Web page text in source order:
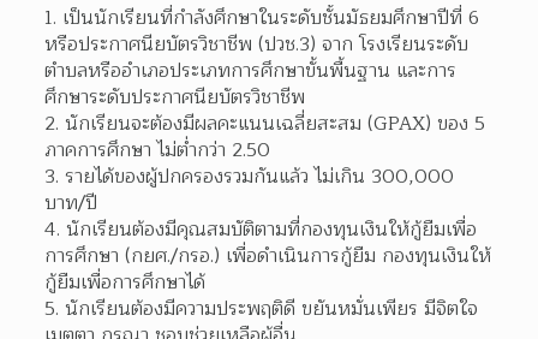
1. เป็นนักเรียนที่กำลังศึกษาในระดับชั้นมัธยมศึกษาปีที่ 6
หรือประกาศนียบัตรวิชาชีพ (ปวช.3) จาก โรงเรียนระดับ
ตำบลหรืออำเภอประเภทการศึกษาขั้นพื้นฐาน และการ
ศึกษาระดับประกาศนียบัตรวิชาชีพ
2. นักเรียนจะต้องมีผลคะแนนเฉลี่ยสะสม (GPAX) ของ 5
ภาคการศึกษา ไม่ต่ำกว่า 2.50
3. รายได้ของผู้ปกครองรวมกันแล้ว ไม่เกิน 300,000
บาท/ปี
4. นักเรียนต้องมีคุณสมบัติตามที่กองทุนเงินให้กู้ยืมเพื่อ
การศึกษา (กยศ./กรอ.) เพื่อดำเนินการกู้ยืม กองทุนเงินให้
กู้ยืมเพื่อการศึกษาได้
5. นักเรียนต้องมีความประพฤติดี ขยันหมั่นเพียร มีจิตใจ